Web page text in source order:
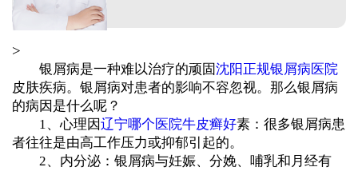
>
银屑病是一种难以治疗的顽固沈阳正规银屑病医院
皮肤疾病。银屑病对患者的影响不容忽视。那么银屑病
的病因是什么呢？
1、心理因辽宁哪个医院牛皮癣好素：很多银屑病患
者往往是由高工作压力或抑郁引起的。
2、内分泌：银屑病与妊娠、分娩、哺乳和月经有